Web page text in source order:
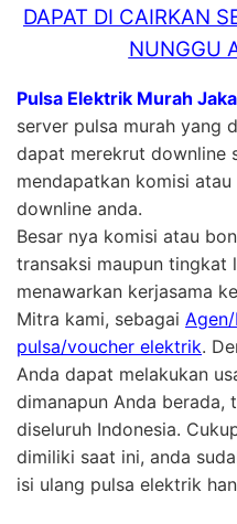
DAPAT DI CAIRKAN
NUNGGU
Pulsa Elektrik Murah
server pulsa murah yang
dapat merekrut downline
mendapatkan komisi
downline anda.
Besar nya komisi atau
transaksi maupun tingkat
menawarkan kerjasama
Mitra kami, sebagai
pulsa/voucher elektrik.
Anda dapat melakukan
dimanapun Anda berada,
diseluruh Indonesia.
dimiliki saat ini, anda
isi ulang pulsa elektrik